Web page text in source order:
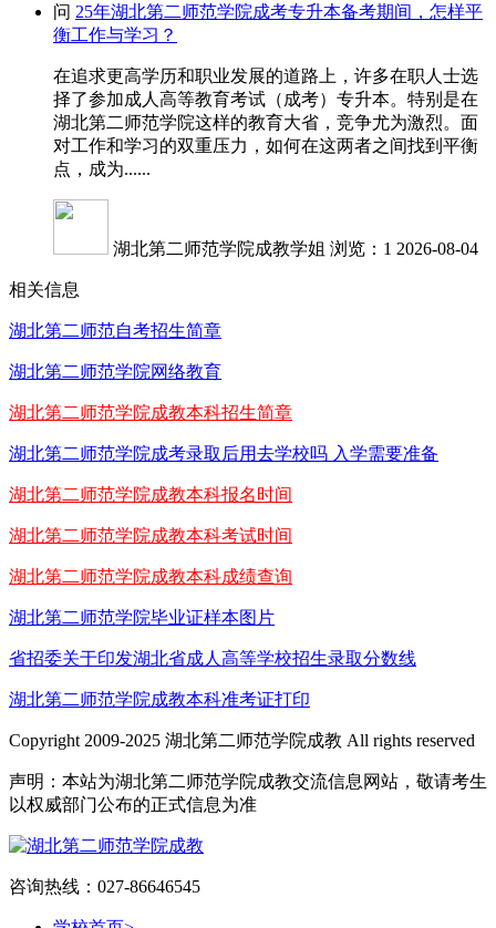
问 25年湖北第二师范学院成考专升本备考期间，怎样平
衡工作与学习？
在追求更高学历和职业发展的道路上，许多在职人士选
择了参加成人高等教育考试（成考）专升本。特别是在
湖北第二师范学院这样的教育大省，竞争尤为激烈。面
对工作和学习的双重压力，如何在这两者之间找到平衡
点，成为......
湖北第二师范学院成教学姐 浏览：1 2026-08-04
相关信息
湖北第二师范自考招生简章
湖北第二师范学院网络教育
湖北第二师范学院成教本科招生简章
湖北第二师范学院成考录取后用去学校吗 入学需要准备
湖北第二师范学院成教本科报名时间
湖北第二师范学院成教本科考试时间
湖北第二师范学院成教本科成绩查询
湖北第二师范学院毕业证样本图片
省招委关于印发湖北省成人高等学校招生录取分数线
湖北第二师范学院成教本科准考证打印
Copyright 2009-2025 湖北第二师范学院成教 All rights reserved
声明：本站为湖北第二师范学院成教交流信息网站，敬请考生
以权威部门公布的正式信息为准
咨询热线：027-86646545